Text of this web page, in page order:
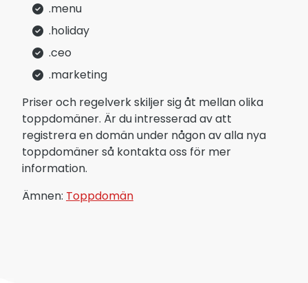
.menu
.holiday
.ceo
.marketing
Priser och regelverk skiljer sig åt mellan olika
toppdomäner. Är du intresserad av att
registrera en domän under någon av alla nya
toppdomäner så kontakta oss för mer
information.
Ämnen: Toppdomän